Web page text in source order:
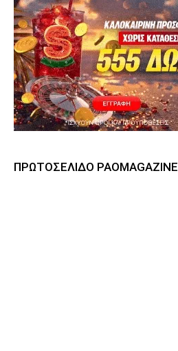
ΠΡΩΤΟΣΈΛΙΔΟ PAOMAGAZINE